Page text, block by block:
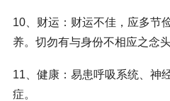
10、财运：财运不佳，应多节
养。切勿有与身份不相应之念头
11、健康：易患呼吸系统、神
症。